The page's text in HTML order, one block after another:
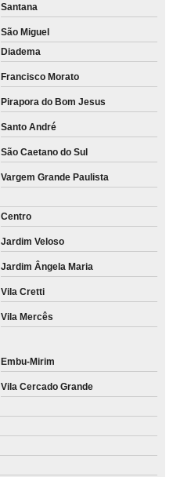
Santana
São Miguel
Diadema
Francisco Morato
Pirapora do Bom Jesus
Santo André
São Caetano do Sul
Vargem Grande Paulista
Centro
Jardim Veloso
Jardim Ângela Maria
Vila Cretti
Vila Mercês
Embu-Mirim
Vila Cercado Grande